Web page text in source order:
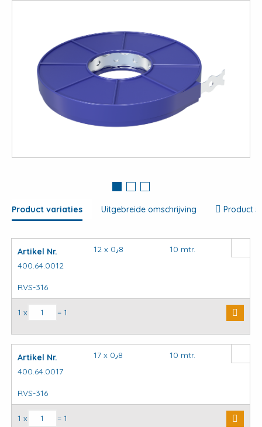
View
large
Product variaties Uitgebreide omschrijving Product
Artikel Nr.
400.64.0012
12 x 0٫8 10 mtr.
RVS-316
Montageband RVS-316 aantal
1 x = 1
Artikel Nr.
400.64.0017
17 x 0٫8 10 mtr.
RVS-316
Montageband RVS-316 aantal
1 x = 1